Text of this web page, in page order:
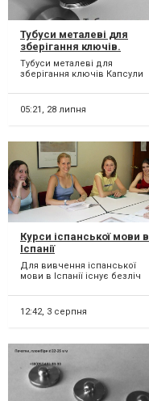
Тубуси металеві для
зберігання ключів.
Капсули часу.
Тубуси металеві для
зберігання ключів Капсули
пломбою Тубуси д...
05:21, 28 липня
Курси іспанської мови в
Іспанії
Для вивчення іспанської
мови в Іспанії існує безліч
надає чудову можл...
12:42, 3 серпня